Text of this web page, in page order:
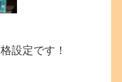
設定です！